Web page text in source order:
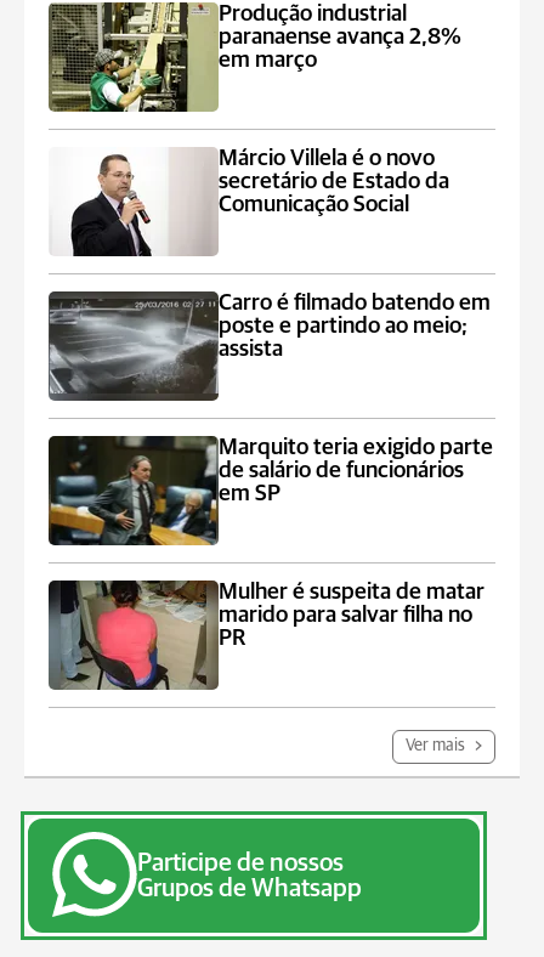
Produção industrial
paranaense avança 2,8%
em março
Márcio Villela é o novo
secretário de Estado da
Comunicação Social
Carro é filmado batendo em
poste e partindo ao meio;
assista
Marquito teria exigido parte
de salário de funcionários
em SP
Mulher é suspeita de matar
marido para salvar filha no
PR
Ver mais
Participe de nossos
Grupos de Whatsapp